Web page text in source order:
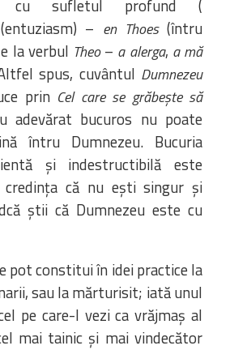
cu sufletul profund (
– en Thoes(întru
la verbul Theo– a alerga, a mă
spus, cuvântul Dumnezeu
prin Cel care se grăbește să
adevărat bucuros nu poate
întru Dumnezeu. Bucuria
și indestructibilă este
credința că nu ești singur și
știi că Dumnezeu este cu
pot constitui în idei practice la
sau la mărturisit; iată unul
pe care-l vezi ca vrăjmaș al
mai tainic și mai vindecător